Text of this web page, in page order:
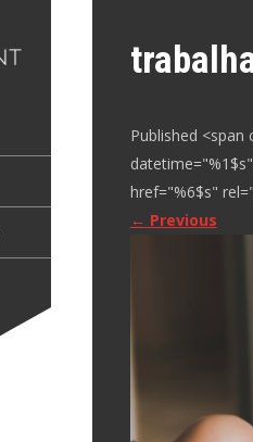
Published
href="%6$s"
← Previous